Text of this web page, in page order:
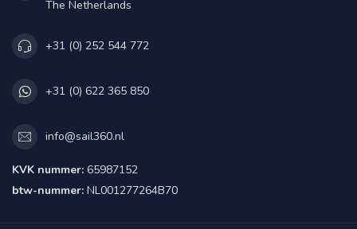
The Netherlands
+31 (0) 252 544 772
+31 (0) 622 365 850
info@sail360.nl
KVK nummer: 65987152
btw-nummer: NL001277264B70